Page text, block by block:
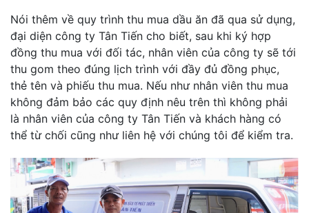
Nói thêm về quy trình thu mua dầu ăn đã qua sử dụng,
đại diện công ty Tân Tiến cho biết, sau khi ký hợp
đồng thu mua với đối tác, nhân viên của công ty sẽ tới
thu gom theo đúng lịch trình với đầy đủ đồng phục,
thẻ tên và phiếu thu mua. Nếu như nhân viên thu mua
không đảm bảo các quy định nêu trên thì không phải
là nhân viên của công ty Tân Tiến và khách hàng có
thể từ chối cũng như liên hệ với chúng tôi để kiểm tra.